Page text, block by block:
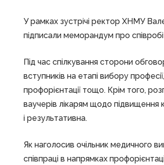
У рамках зустрічі ректор ХНМУ
підписали меморандум про
Під час спілкування сторони
вступників на етапі вибору
профорієнтації тощо. Крім того,
ваучерів лікарям щодо підвищення
і результативна.
Як наголосив очільник медичного
співпраці в напрямках